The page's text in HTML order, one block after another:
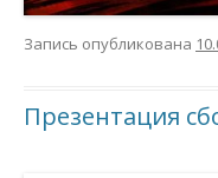
Запись опубликована
Презентация